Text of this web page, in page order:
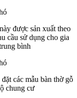
được sản xuất theo
cầu sử dụng cho gia
bình
các mẫu bàn thờ gỗ
chung cư